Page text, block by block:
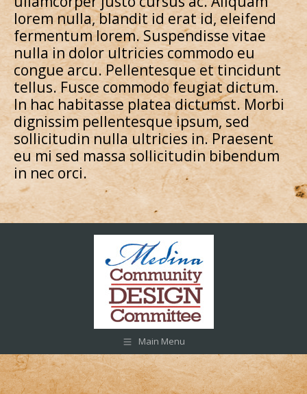
lorem nulla, blandit id erat id, eleifend
fermentum lorem. Suspendisse vitae
nulla in dolor ultricies commodo eu
congue arcu. Pellentesque et tincidunt
tellus. Fusce commodo feugiat dictum.
In hac habitasse platea dictumst. Morbi
dignissim pellentesque ipsum, sed
sollicitudin nulla ultricies in. Praesent
eu mi sed massa sollicitudin bibendum
in nec orci.
Main Menu